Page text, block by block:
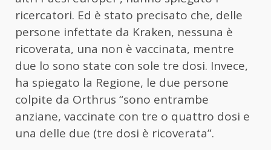
ricercatori. Ed è stato precisato che, delle
persone infettate da Kraken, nessuna è
ricoverata, una non è vaccinata, mentre
due lo sono state con sole tre dosi. Invece,
ha spiegato la Regione, le due persone
colpite da Orthrus “sono entrambe
anziane, vaccinate con tre o quattro dosi e
una delle due (tre dosi è ricoverata”.